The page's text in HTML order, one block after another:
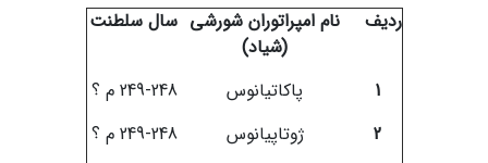
ردیف
نام امپراتوران شورشی
(شیاد)
سال سلطنت
1 پاکاتیانوس
249-248 م ؟
2
ژوتاپیانوس
249-248 م ؟